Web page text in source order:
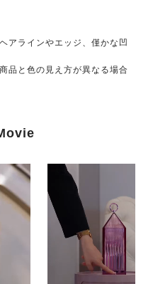
アラインやエッジ、僅かな凹
品と色の見え方が異なる場合